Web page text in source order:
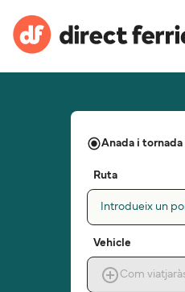
Anada i tornada
Ruta
Introdueix un
Vehicle
Com